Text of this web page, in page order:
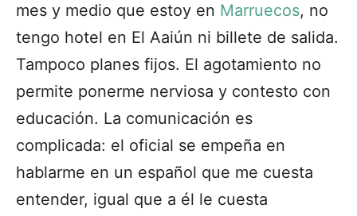
mes y medio que estoy en Marruecos, no
tengo hotel en El Aaiún ni billete de salida.
Tampoco planes fijos. El agotamiento no
permite ponerme nerviosa y contesto con
educación. La comunicación es
complicada: el oficial se empeña en
hablarme en un español que me cuesta
entender, igual que a él le cuesta